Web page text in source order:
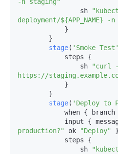
                sh
deployment/${APP_NAME} -
stage( 'Smoke Test'
                sh
"curl
https://
stage( 'Deploy to
            when { branch
input {
production?"
ok "Deploy"
}
                sh